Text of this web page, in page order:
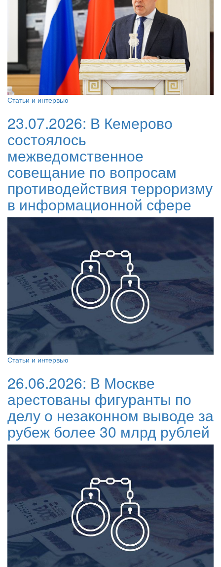
Статьи и интервью
23.07.2026: В Кемерово
состоялось
межведомственное
совещание по вопросам
противодействия терроризму
в информационной сфере
Статьи и интервью
26.06.2026: В Москве
арестованы фигуранты по
делу о незаконном выводе за
рубеж более 30 млрд рублей